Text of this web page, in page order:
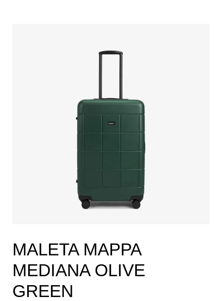
MALETA MAPPA
MEDIANA OLIVE
GREEN